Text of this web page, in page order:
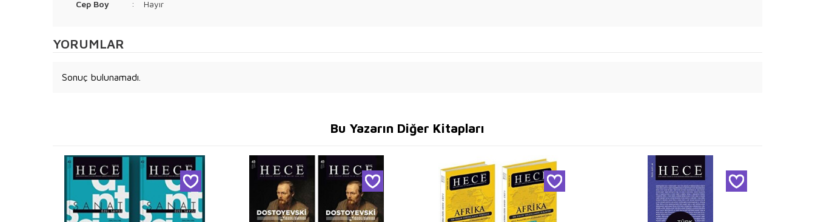
Cep Boy : Hayır
YORUMLAR
Sonuç bulunamadı.
Bu Yazarın Diğer Kitapları